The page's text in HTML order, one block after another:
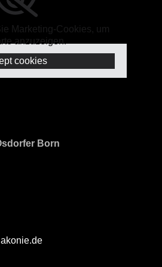
Marketing-Cookies, um
anzuzeigen.
cookies
Born